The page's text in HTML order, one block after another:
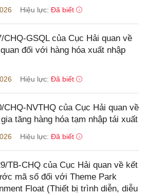
Hiệu lực: Đã biết
CHQ-GSQL của Cục Hải quan về
đối với hàng hóa xuất nhập
Hiệu lực: Đã biết
CHQ-NVTHQ của Cục Hải quan về
tăng hàng hóa tạm nhập tái xuất
Hiệu lực: Đã biết
TB-CHQ của Cục Hải quan về kết
mã số đối với Theme Park
Float (Thiết bị trình diễn, diễu